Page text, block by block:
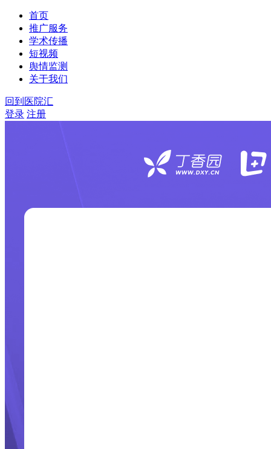
首页
推广服务
学术传播
短视频
舆情监测
关于我们
回到医院汇
登录 注册